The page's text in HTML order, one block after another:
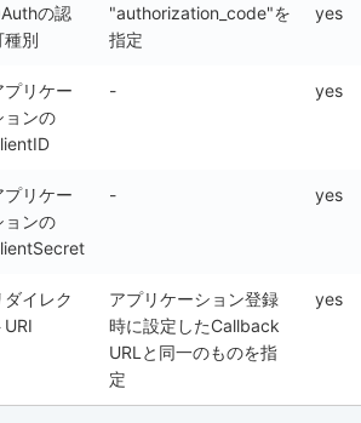
の認
種別
"authorization_code"を
指定
yes
プリケー
ョンの
- yes
プリケー
ョンの
- yes
ダイレク
URI
アプリケーション登録
時に設定したCallback
URLと同一のものを指
定
yes